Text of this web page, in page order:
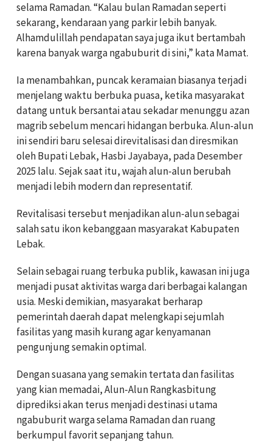
selama Ramadan. “Kalau bulan Ramadan seperti
sekarang, kendaraan yang parkir lebih banyak.
Alhamdulillah pendapatan saya juga ikut bertambah
karena banyak warga ngabuburit di sini,” kata Mamat.
Ia menambahkan, puncak keramaian biasanya terjadi
menjelang waktu berbuka puasa, ketika masyarakat
datang untuk bersantai atau sekadar menunggu azan
magrib sebelum mencari hidangan berbuka. Alun-alun
ini sendiri baru selesai direvitalisasi dan diresmikan
oleh Bupati Lebak, Hasbi Jayabaya, pada Desember
2025 lalu. Sejak saat itu, wajah alun-alun berubah
menjadi lebih modern dan representatif.
Revitalisasi tersebut menjadikan alun-alun sebagai
salah satu ikon kebanggaan masyarakat Kabupaten
Lebak.
Selain sebagai ruang terbuka publik, kawasan ini juga
menjadi pusat aktivitas warga dari berbagai kalangan
usia. Meski demikian, masyarakat berharap
pemerintah daerah dapat melengkapi sejumlah
fasilitas yang masih kurang agar kenyamanan
pengunjung semakin optimal.
Dengan suasana yang semakin tertata dan fasilitas
yang kian memadai, Alun-Alun Rangkasbitung
diprediksi akan terus menjadi destinasi utama
ngabuburit warga selama Ramadan dan ruang
berkumpul favorit sepanjang tahun.